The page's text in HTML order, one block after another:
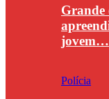
Grande
jovem…
Polícia